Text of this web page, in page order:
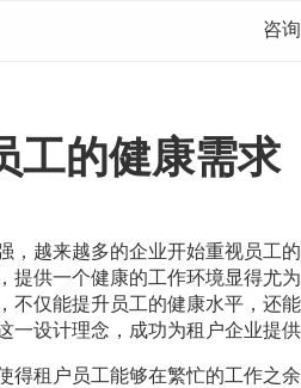
咨
工的健康需求
，越来越多的企业开始重视员工
提供一个健康的工作环境显得尤
不仅能提升员工的健康水平，还
一设计理念，成功为租户企业提
得租户员工能够在繁忙的工作之